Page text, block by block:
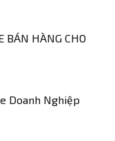
BÁN HÀNG CHO
Doanh Nghiệp